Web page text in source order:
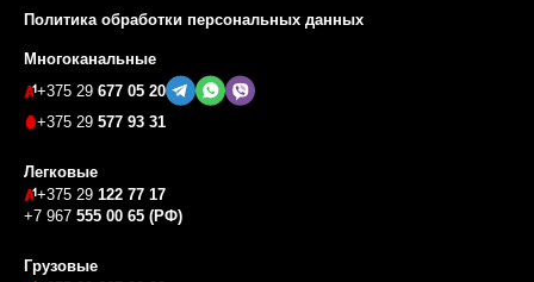
Политика обработки персональных данных
Многоканальные
+375 29 677 05 20
+375 29 577 93 31
Легковые
+375 29 122 77 17
+7 967 555 00 65 (РФ)
Грузовые